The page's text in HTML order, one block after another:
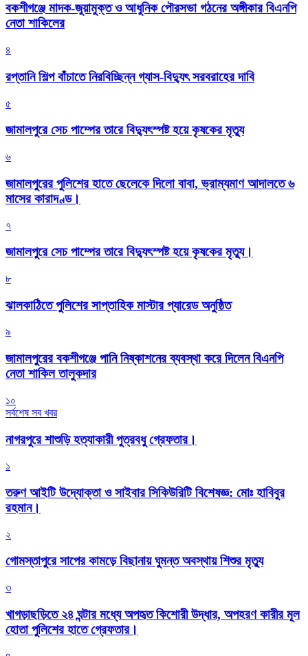
বকশীগঞ্জে মাদক-জুয়ামুক্ত ও আধুনিক পৌরসভা গঠনের অঙ্গীকার বিএনপি
নেতা শাকিলের
৪
রপ্তানি শিল্প বাঁচাতে নিরবিচ্ছিন্ন গ্যাস-বিদ্যুৎ সরবরাহের দাবি
৫
জামালপুরে সেচ পাম্পের তারে বিদ্যুৎস্পষ্ট হয়ে কৃষকের মৃত্যু
৬
জামালপুরের পুলিশের হাতে ছেলেকে দিলো বাবা, ভ্রাম্যমাণ আদালতে ৬
মাসের কারাদণ্ড।
৭
জামালপুরে সেচ পাম্পের তারে বিদ্যুৎস্পষ্ট হয়ে কৃষকের মৃত্যু।
৮
‎ঝালকাঠিতে পুলিশের সাপ্তাহিক মাস্টার প্যারেড অনুষ্ঠিত
৯
জামালপুরের বকশীগঞ্জে পানি নিষ্কাশনের ব্যবস্থা করে দিলেন বিএনপি
নেতা শাকিল তালুকদার
১০
সর্বশেষ সব খবর
নাগরপুরে শাশুড়ি হত্যাকারী পুত্রবধু গ্রেফতার।
১
তরুণ আইটি উদ্যোক্তা ও সাইবার সিকিউরিটি বিশেষজ্ঞ: মোঃ হাবিবুর
রহমান।
২
গোমস্তাপুরে সাপের কামড়ে বিছানায় ঘুমন্ত অবস্থায় শিশুর মৃত্যু
৩
খাগড়াছড়িতে ২৪ ঘন্টার মধ্যে অপহৃত কিশোরী উদ্ধার, অপহরণ কারীর মূল
হোতা পুলিশের হাতে গ্রেফতার।